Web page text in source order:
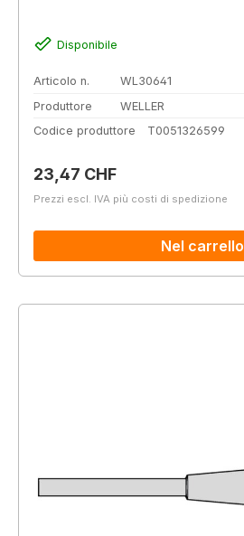
Disponibile
Articolo n.
WL30641
Produttore
WELLER
Codice produttore
T0051326599
Prezzo normale:
23,47 CHF
Prezzi escl. IVA più costi di spedizione
Nel carrello